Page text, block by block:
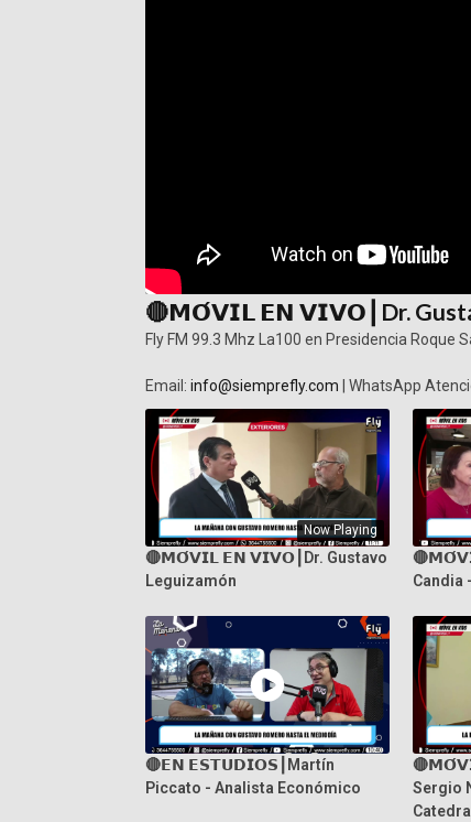
🔴𝗠𝗢́𝗩𝗜𝗟 𝗘𝗡 𝗩𝗜𝗩𝗢┃Dr.
Fly FM 99.3 Mhz La100 en Presidencia Roque
Email: info@siemprefly.com | WhatsApp
Now Playing
🔴𝗠𝗢́𝗩𝗜𝗟 𝗘𝗡 𝗩𝗜𝗩𝗢┃Dr. Gustavo
Leguizamón
Candia
🔴𝗘𝗡 𝗘𝗦𝗧𝗨𝗗𝗜𝗢𝗦┃Martín
Piccato - Analista Económico
Sergio